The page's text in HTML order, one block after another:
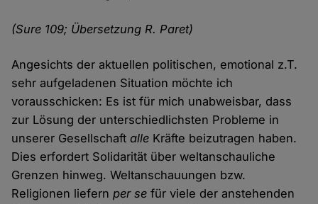
(Sure 109; Übersetzung R. Paret)
Angesichts der aktuellen politischen, emotional z.T.
sehr aufgeladenen Situation möchte ich
vorausschicken: Es ist für mich unabweisbar, dass
zur Lösung der unterschiedlichsten Probleme in
unserer Gesellschaftalle Kräfte beizutragen haben.
Dies erfordert Solidarität über weltanschauliche
Grenzen hinweg. Weltanschauungen bzw.
Religionen liefernper se für viele der anstehenden